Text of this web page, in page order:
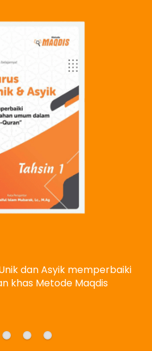
dan Asyik memperbaiki
khas Metode Maqdis